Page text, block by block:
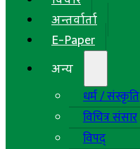
अन्तर्वार्ता
E-Paper
अन्य
धर्म / संस्कृति
विचित्र संसार
विपद्